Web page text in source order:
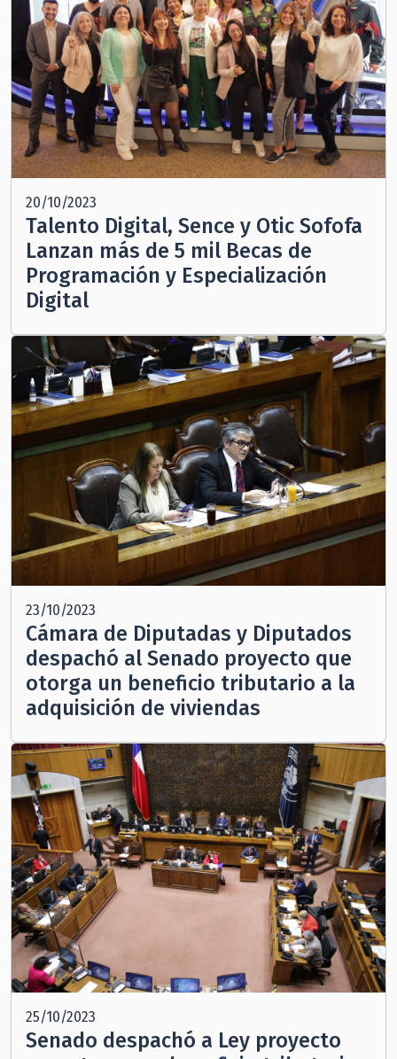
20/10/2023
Talento Digital, Sence y Otic Sofofa
Lanzan más de 5 mil Becas de
Programación y Especialización
Digital
23/10/2023
Cámara de Diputadas y Diputados
despachó al Senado proyecto que
otorga un beneficio tributario a la
adquisición de viviendas
25/10/2023
Senado despachó a Ley proyecto